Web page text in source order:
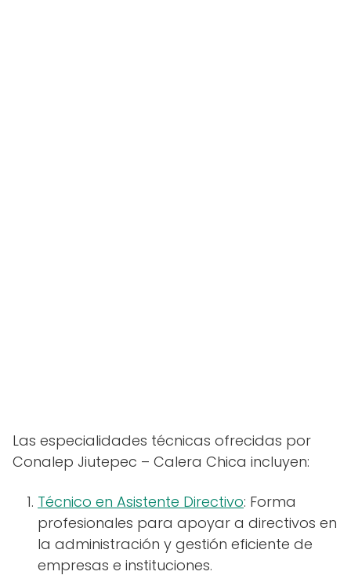
Las especialidades técnicas ofrecidas por
Conalep Jiutepec – Calera Chica incluyen:
Técnico en Asistente Directivo: Forma
profesionales para apoyar a directivos en
la administración y gestión eficiente de
empresas e instituciones.